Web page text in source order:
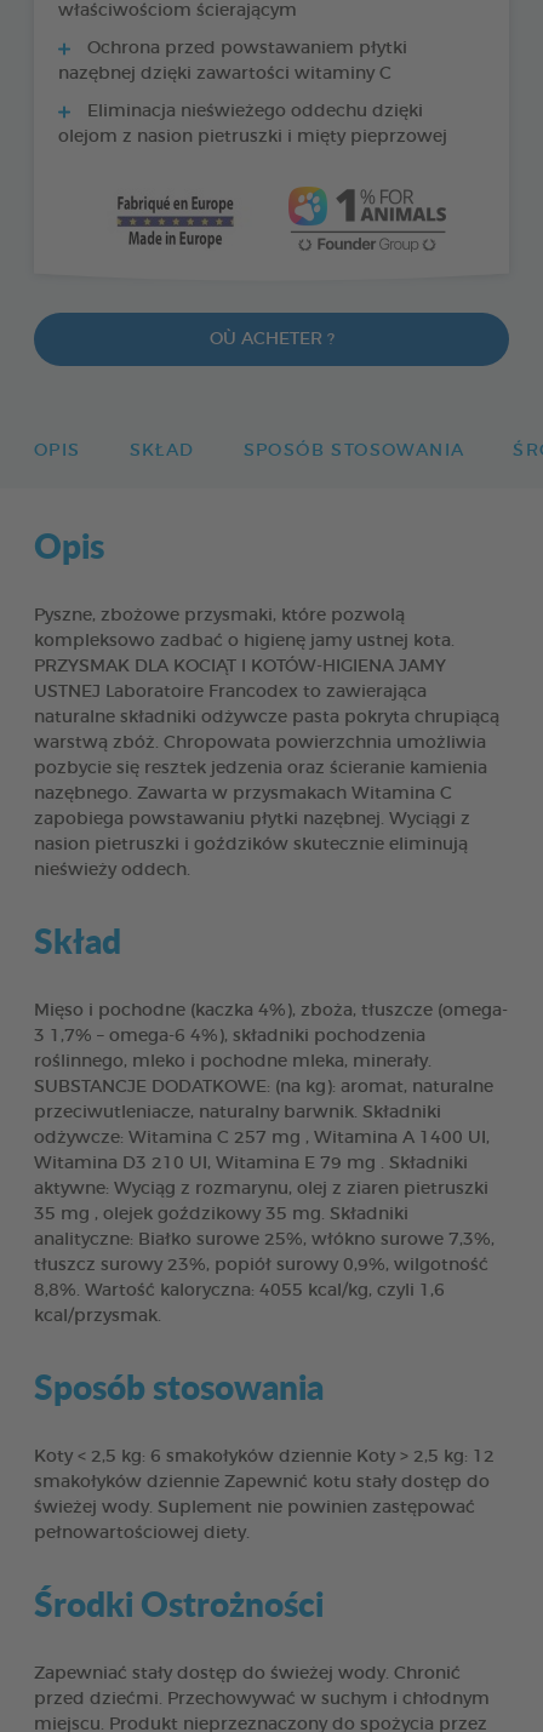
właściwościom ścierającym
Ochrona przed powstawaniem płytki
nazębnej dzięki zawartości witaminy C
Eliminacja nieświeżego oddechu dzięki
olejom z nasion pietruszki i mięty pieprzowej
OÙ ACHETER ?
OPIS SKŁAD SPOSÓB STOSOWANIA
Opis
Pyszne, zbożowe przysmaki, które pozwolą
kompleksowo zadbać o higienę jamy ustnej kota.
PRZYSMAK DLA KOCIĄT I KOTÓW-HIGIENA JAMY
USTNEJ Laboratoire Francodex to zawierająca
naturalne składniki odżywcze pasta pokryta chrupiącą
warstwą zbóż. Chropowata powierzchnia umożliwia
pozbycie się resztek jedzenia oraz ścieranie kamienia
nazębnego. Zawarta w przysmakach Witamina C
zapobiega powstawaniu płytki nazębnej. Wyciągi z
nasion pietruszki i goździków skutecznie eliminują
nieświeży oddech.
Skład
Mięso i pochodne (kaczka 4%), zboża, tłuszcze (omega-
3 1,7% – omega-6 4%), składniki pochodzenia
roślinnego, mleko i pochodne mleka, minerały.
SUBSTANCJE DODATKOWE: (na kg): aromat, naturalne
przeciwutleniacze, naturalny barwnik. Składniki
odżywcze: Witamina C 257 mg , Witamina A 1400 UI,
Witamina D3 210 UI, Witamina E 79 mg . Składniki
aktywne: Wyciąg z rozmarynu, olej z ziaren pietruszki
35 mg , olejek goździkowy 35 mg. Składniki
analityczne: Białko surowe 25%, włókno surowe 7,3%,
tłuszcz surowy 23%, popiół surowy 0,9%, wilgotność
8,8%. Wartość kaloryczna: 4055 kcal/kg, czyli 1,6
kcal/przysmak.
Sposób stosowania
Koty < 2,5 kg: 6 smakołyków dziennie Koty > 2,5 kg: 12
smakołyków dziennie Zapewnić kotu stały dostęp do
świeżej wody. Suplement nie powinien zastępować
pełnowartościowej diety.
Środki Ostrożności
Zapewniać stały dostęp do świeżej wody. Chronić
przed dziećmi. Przechowywać w suchym i chłodnym
miejscu. Produkt nieprzeznaczony do spożycia przez